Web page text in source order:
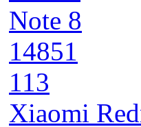
14851
113
Xiaomi